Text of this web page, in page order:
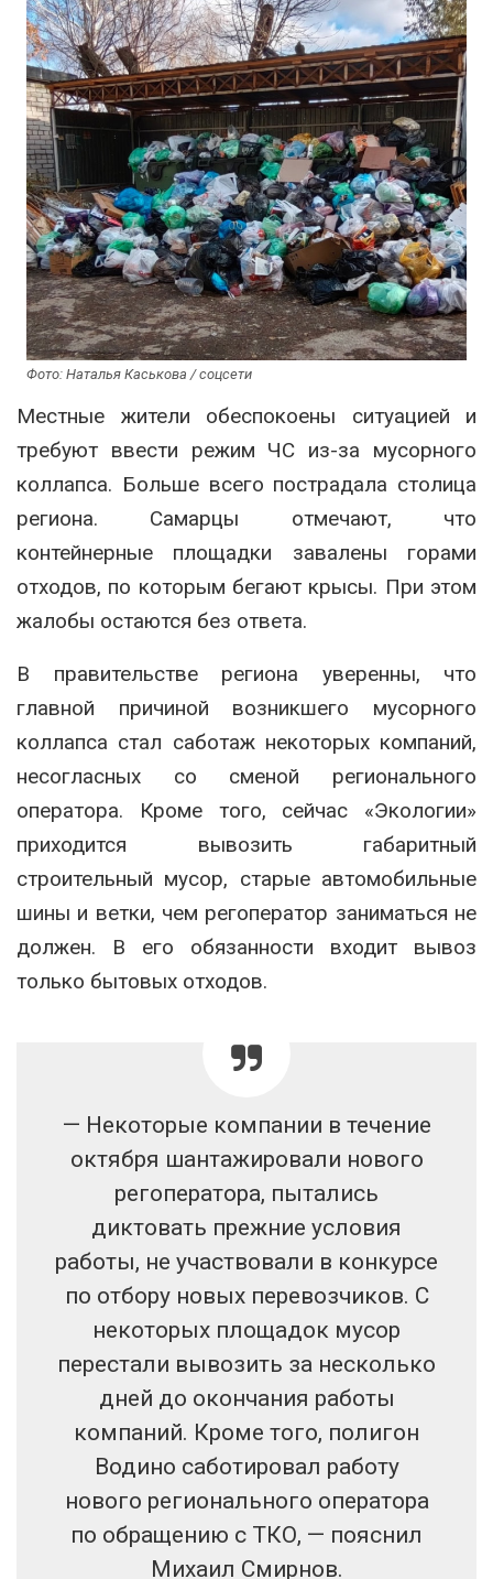
Фото: Наталья Каськова / соцсети
Местные жители обеспокоены ситуацией и
требуют ввести режим ЧС из-за мусорного
коллапса. Больше всего пострадала столица
региона. Самарцы отмечают, что
контейнерные площадки завалены горами
отходов, по которым бегают крысы. При этом
жалобы остаются без ответа.
В правительстве региона уверенны, что
главной причиной возникшего мусорного
коллапса стал саботаж некоторых компаний,
несогласных со сменой регионального
оператора. Кроме того, сейчас «Экологии»
приходится вывозить габаритный
строительный мусор, старые автомобильные
шины и ветки, чем регоператор заниматься не
должен. В его обязанности входит вывоз
только бытовых отходов.
— Некоторые компании в течение
октября шантажировали нового
регоператора, пытались
диктовать прежние условия
работы, не участвовали в конкурсе
по отбору новых перевозчиков. С
некоторых площадок мусор
перестали вывозить за несколько
дней до окончания работы
компаний. Кроме того, полигон
Водино саботировал работу
нового регионального оператора
по обращению с ТКО, — пояснил
Михаил Смирнов.